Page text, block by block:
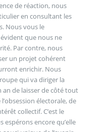
de réaction, nous
en consultant les
Nous vous le
que nous ne
Par contre, nous
un projet cohérent
enrichir. Nous
qui va diriger la
de laisser de côté tout
électorale, de
collectif. C’est le
espérons encore qu’elle